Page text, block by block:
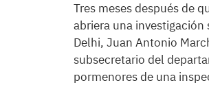
Tres meses después de
abriera una
Delhi, Juan Antonio
subsecretario del
pormenores de una